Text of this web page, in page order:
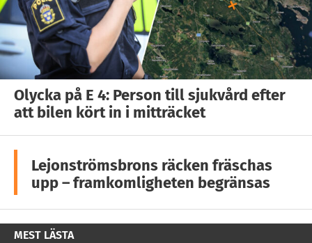
Olycka på E 4: Person till sjukvård efter
att bilen kört in i mitträcket
Lejonströmsbrons räcken fräschas
upp – framkomligheten begränsas
MEST LÄSTA